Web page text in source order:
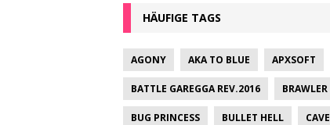
HÄUFIGE TAGS
AGONY AKA TO BLUE APXSOFT
BATTLE GAREGGA REV.2016 BRAWLER
BUG PRINCESS BULLET HELL CAVE